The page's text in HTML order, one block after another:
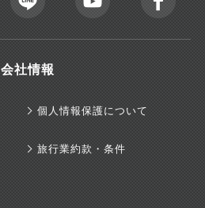
会社情報
個人情報保護について
旅行業約款・条件